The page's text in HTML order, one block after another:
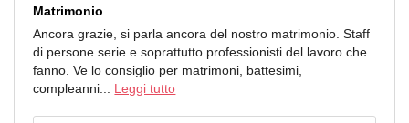
Matrimonio
Ancora grazie, si parla ancora del nostro matrimonio. Staff
di persone serie e soprattutto professionisti del lavoro che
fanno. Ve lo consiglio per matrimoni, battesimi,
compleanni... Leggi tutto